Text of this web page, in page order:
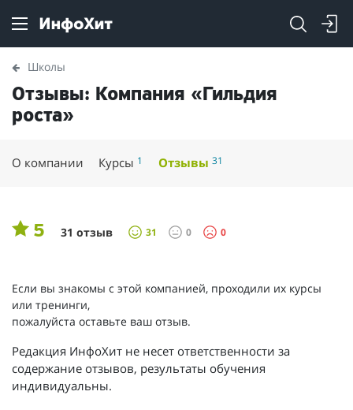
Школы
Отзывы: Компания «Гильдия
роста»
О компании Курсы 1 Отзывы 31
5 31 отзыв 31 0 0
Если вы знакомы с этой компанией, проходили их курсы
или тренинги,
пожалуйста оставьте ваш отзыв.
Редакция ИнфоХит не несет ответственности за
содержание отзывов, результаты обучения
индивидуальны.